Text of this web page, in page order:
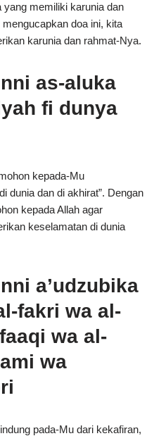
memiliki karunia dan
doa ini, kita
karunia dan rahmat-Nya.
as-aluka
fi dunya
kepada-Mu
dunia dan di akhirat”. Dengan
kepada Allah agar
keselamatan di dunia
a’udzubika
fakri wa al-
wa al-
wa
pada-Mu dari kekafiran,